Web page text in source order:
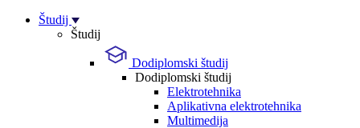
Študij
Študij
Dodiplomski študij
Dodiplomski študij
Elektrotehnika
Aplikativna elektrotehnika
Multimedija